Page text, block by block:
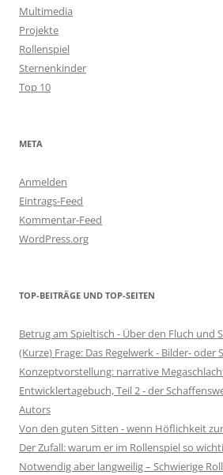
Multimedia
Projekte
Rollenspiel
Sternenkinder
Top 10
META
Anmelden
Eintrags-Feed
Kommentar-Feed
WordPress.org
TOP-BEITRÄGE UND TOP-SEITEN
Betrug am Spieltisch - Über den Fluch und
(Kurze) Frage: Das Regelwerk - Bilder- oder
Konzeptvorstellung: narrative
Entwicklertagebuch, Teil 2 - der
Autors
Von den guten Sitten - wenn Höflichkeit
Der Zufall: warum er im Rollenspiel so
Notwendig aber langweilig – Schwierige